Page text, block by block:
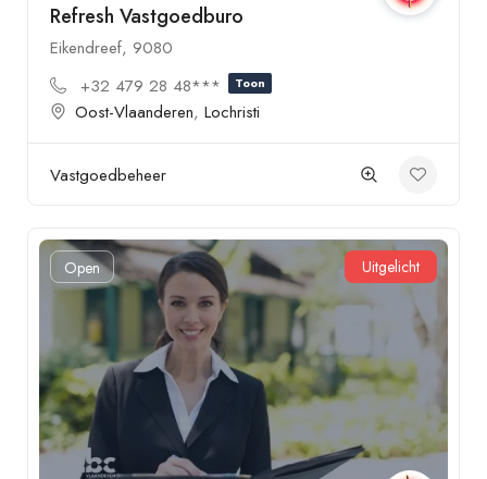
Refresh Vastgoedburo
Eikendreef, 9080
+32 479 28 48***
Toon
Oost-Vlaanderen, Lochristi
Vastgoedbeheer
Open Uitgelicht